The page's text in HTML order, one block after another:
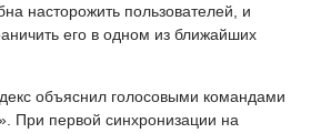
насторожить пользователей, и
его в одном из ближайших
объяснил голосовыми командами
При первой синхронизации на